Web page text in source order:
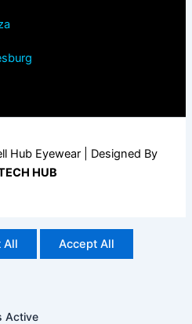
Hub Eyewear | Designed By
HUB
All
Accept All
Active